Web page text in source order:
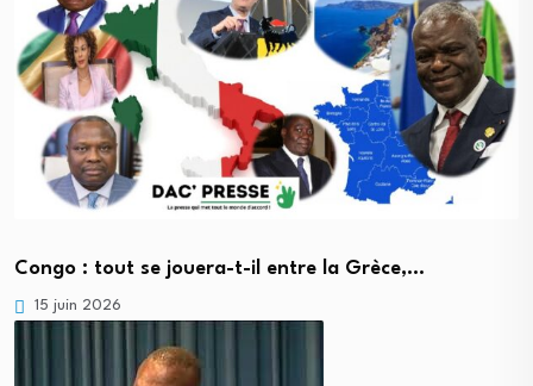
Congo : tout se jouera-t-il entre la Grèce,…
15 juin 2026